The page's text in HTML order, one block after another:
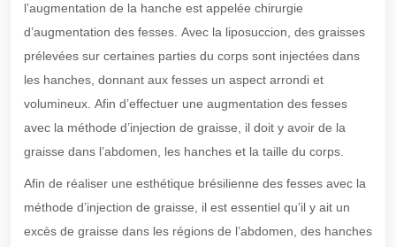
l’augmentation de la hanche est appelée chirurgie
d’augmentation des fesses. Avec la liposuccion, des graisses
prélevées sur certaines parties du corps sont injectées dans
les hanches, donnant aux fesses un aspect arrondi et
volumineux. Afin d’effectuer une augmentation des fesses
avec la méthode d’injection de graisse, il doit y avoir de la
graisse dans l’abdomen, les hanches et la taille du corps.
Afin de réaliser une esthétique brésilienne des fesses avec la
méthode d’injection de graisse, il est essentiel qu’il y ait un
excès de graisse dans les régions de l’abdomen, des hanches